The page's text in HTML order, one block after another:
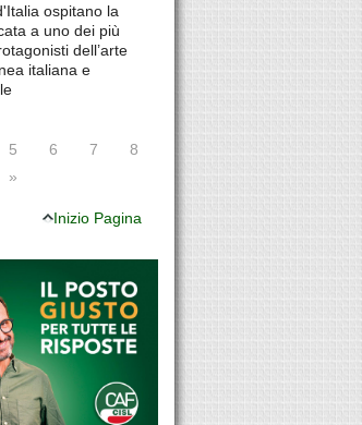
ospitano la
a uno dei più
dell’arte
italiana e
5 6 7
8
»
Inizio Pagina